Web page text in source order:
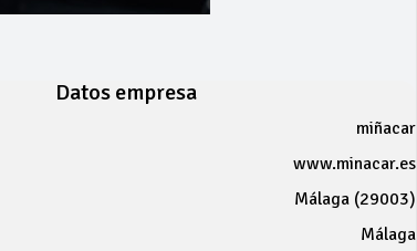
Datos empresa
miñacar
www.minacar.es
Málaga (29003)
Málaga